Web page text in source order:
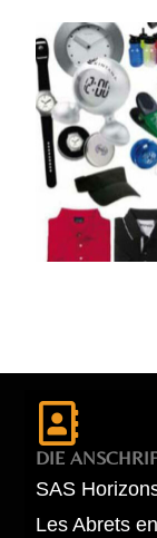
DIE
SAS
Les Abrets